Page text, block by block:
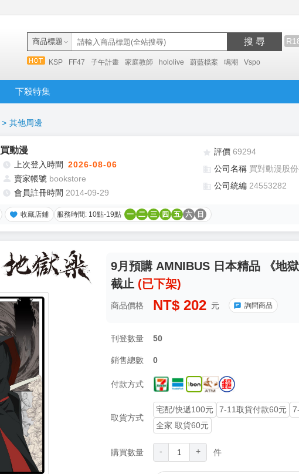
商品標題 搜 尋
KSP FF47 子午計畫 家庭教師 hololive 蔚藍檔案 鳴潮 Vspo
下殺特集
> 其他周邊
買動漫
上次登入時間 2026-08-06
賣家帳號 bookstore
會員註冊時間 2014-09-29
評價 69294
公司名稱 買對動漫股
公司統編 24553282
收藏店鋪 服務時間: 10點-19點 一 二 三 四 五 六 日
9月預購 AMNIBUS 日本精品 《地
截止 (已下架)
商品價格 NT$ 202 元 詢問商品
刊登數量 50
銷售總數 0
付款方式
取貨方式
宅配/快遞100元 7-11取貨付款60元
全家 取貨60元
購買數量 - + 件